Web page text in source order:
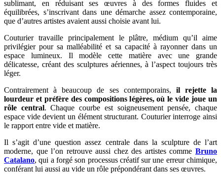
sublimant, en réduisant ses œuvres à des formes fluides et
équilibrées, s’inscrivant dans une démarche assez contemporaine,
que d’autres artistes avaient aussi choisie avant lui.
Couturier travaille principalement le plâtre, médium qu’il aime
privilégier pour sa malléabilité et sa capacité à rayonner dans un
espace lumineux. Il modèle cette matière avec une grande
délicatesse, créant des sculptures aériennes, à l’aspect toujours très
léger.
Contrairement à beaucoup de ses contemporains, il rejette la
lourdeur et préfère des compositions légères, où le vide joue un
rôle central. Chaque courbe est soigneusement pensée, chaque
espace vide devient un élément structurant. Couturier interroge ainsi
le rapport entre vide et matière.
Il s’agit d’une question assez centrale dans la sculpture de l’art
moderne, que l’on retrouve aussi chez des artistes comme Bruno
Catalano, qui a forgé son processus créatif sur une erreur chimique,
conférant lui aussi au vide un rôle prépondérant dans ses œuvres.